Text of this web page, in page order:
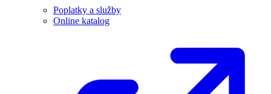
Poplatky a služby
Online katalog